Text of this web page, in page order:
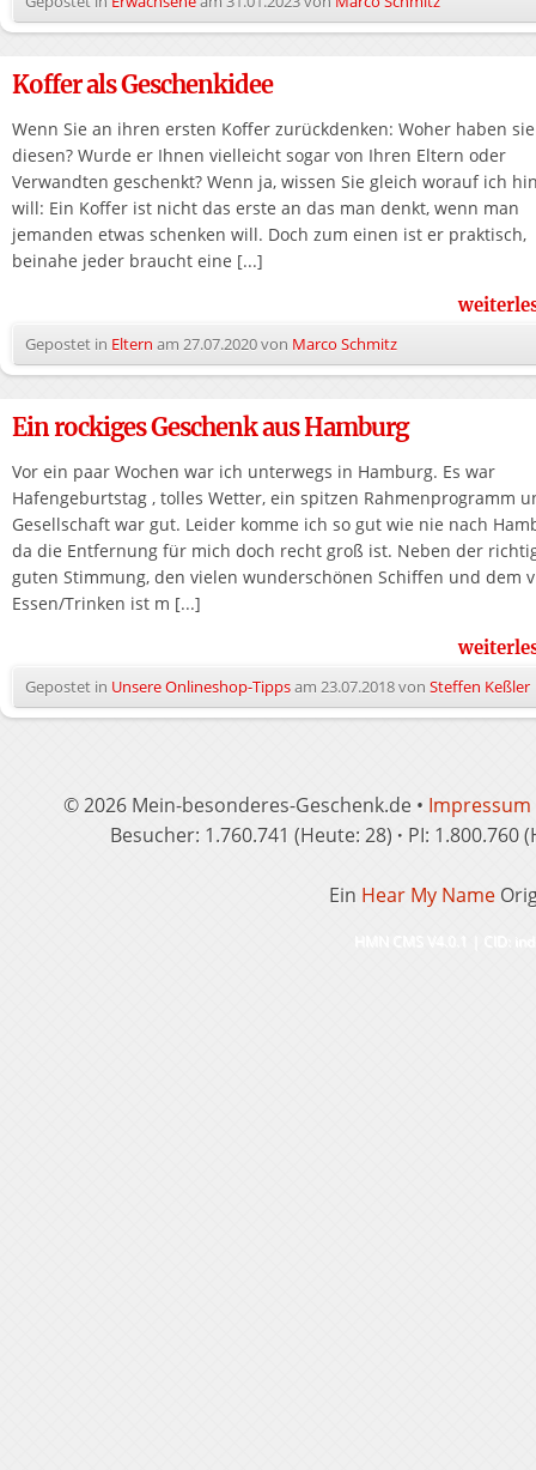
Koffer als Geschenkidee
Wenn Sie an ihren ersten Koffer zurückdenken: Woher haben sie
diesen? Wurde er Ihnen vielleicht sogar von Ihren Eltern oder
Verwandten geschenkt? Wenn ja, wissen Sie gleich worauf ich
will: Ein Koffer ist nicht das erste an das man denkt, wenn man
jemanden etwas schenken will. Doch zum einen ist er praktisch,
beinahe jeder braucht eine [...]
Gepostet in Eltern am 27.07.2020von Marco Schmitz
Ein rockiges Geschenk aus Hamburg
Vor ein paar Wochen war ich unterwegs in Hamburg. Es war
Hafengeburtstag , tolles Wetter, ein spitzen Rahmenprogramm
Gesellschaft war gut. Leider komme ich so gut wie nie nach
da die Entfernung für mich doch recht groß ist. Neben der
guten Stimmung, den vielen wunderschönen Schiffen und dem
Essen/Trinken ist m [...]
Gepostet in Unsere Onlineshop-Tippsam 23.07.2018von Steffen Keßler
© 2026 Mein-besonderes-Geschenk.de • Impressum
Besucher: 1.760.741 (Heute: 28) · PI: 1.800.760
Ein Hear My Name